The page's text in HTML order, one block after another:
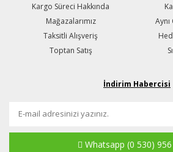
Kargo Süreci Hakkında
Mağazalarımız
Taksitli Alışveriş
Toptan Satış
İndirim Habercisi
Whatsapp (0 530)